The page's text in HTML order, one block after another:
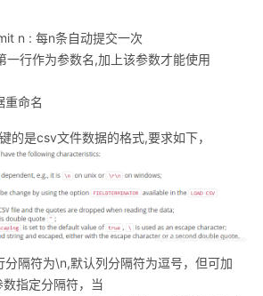
n : 每n条自动提交一次
行作为参数名,加上该参数才能使用
重命名
的是csv文件数据的格式,要求如下，
隔符为\n,默认列分隔符为逗号，但可加
数指定分隔符，当